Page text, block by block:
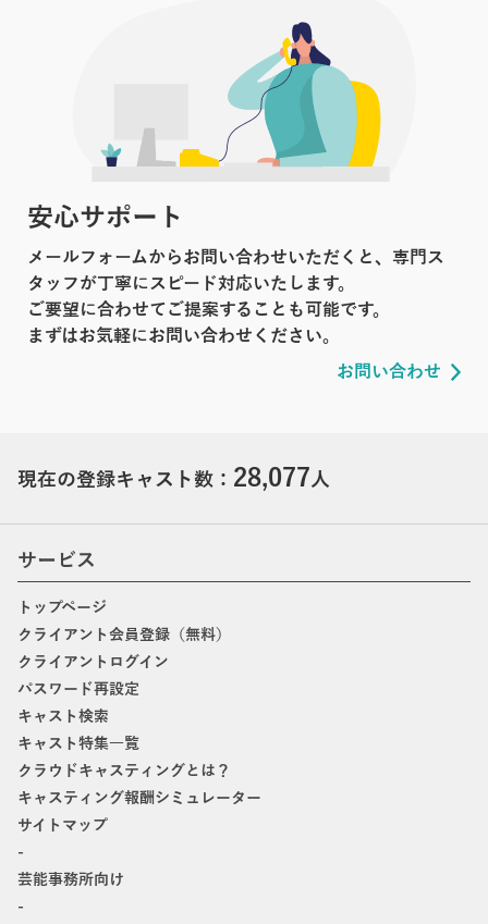
安心サポート
メールフォームからお問い合わせいただくと、専門ス
タッフが丁寧にスピード対応いたします。
ご要望に合わせてご提案することも可能です。
まずはお気軽にお問い合わせください。
お問い合わせ
現在の登録キャスト数： 28,077人
サービス
トップページ
クライアント会員登録（無料）
クライアントログイン
パスワード再設定
キャスト検索
キャスト特集一覧
クラウドキャスティングとは？
キャスティング報酬シミュレーター
サイトマップ
-
芸能事務所向け
-